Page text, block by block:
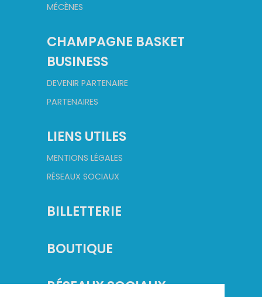
MÉCÈNES
CHAMPAGNE BASKET
BUSINESS
DEVENIR PARTENAIRE
PARTENAIRES
LIENS UTILES
MENTIONS LÉGALES
RÉSEAUX SOCIAUX
BILLETTERIE
BOUTIQUE
RÉSEAUX SOCIAUX